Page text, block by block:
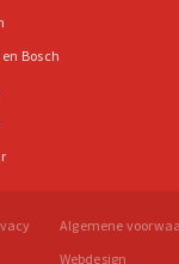
Bosch
Algemene
Webdesign